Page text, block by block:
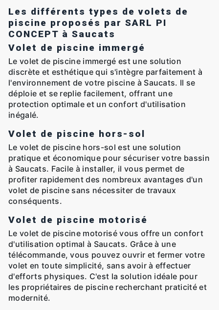
Les différents types de volets de
piscine proposés par SARL PI
CONCEPT à Saucats
Volet de piscine immergé
Le volet de piscine immergé est une solution
discrète et esthétique qui s'intègre parfaitement à
l'environnement de votre piscine à Saucats. Il se
déploie et se replie facilement, offrant une
protection optimale et un confort d'utilisation
inégalé.
Volet de piscine hors-sol
Le volet de piscine hors-sol est une solution
pratique et économique pour sécuriser votre bassin
à Saucats. Facile à installer, il vous permet de
profiter rapidement des nombreux avantages d'un
volet de piscine sans nécessiter de travaux
conséquents.
Volet de piscine motorisé
Le volet de piscine motorisé vous offre un confort
d'utilisation optimal à Saucats. Grâce à une
télécommande, vous pouvez ouvrir et fermer votre
volet en toute simplicité, sans avoir à effectuer
d'efforts physiques. C'est la solution idéale pour
les propriétaires de piscine recherchant praticité et
modernité.